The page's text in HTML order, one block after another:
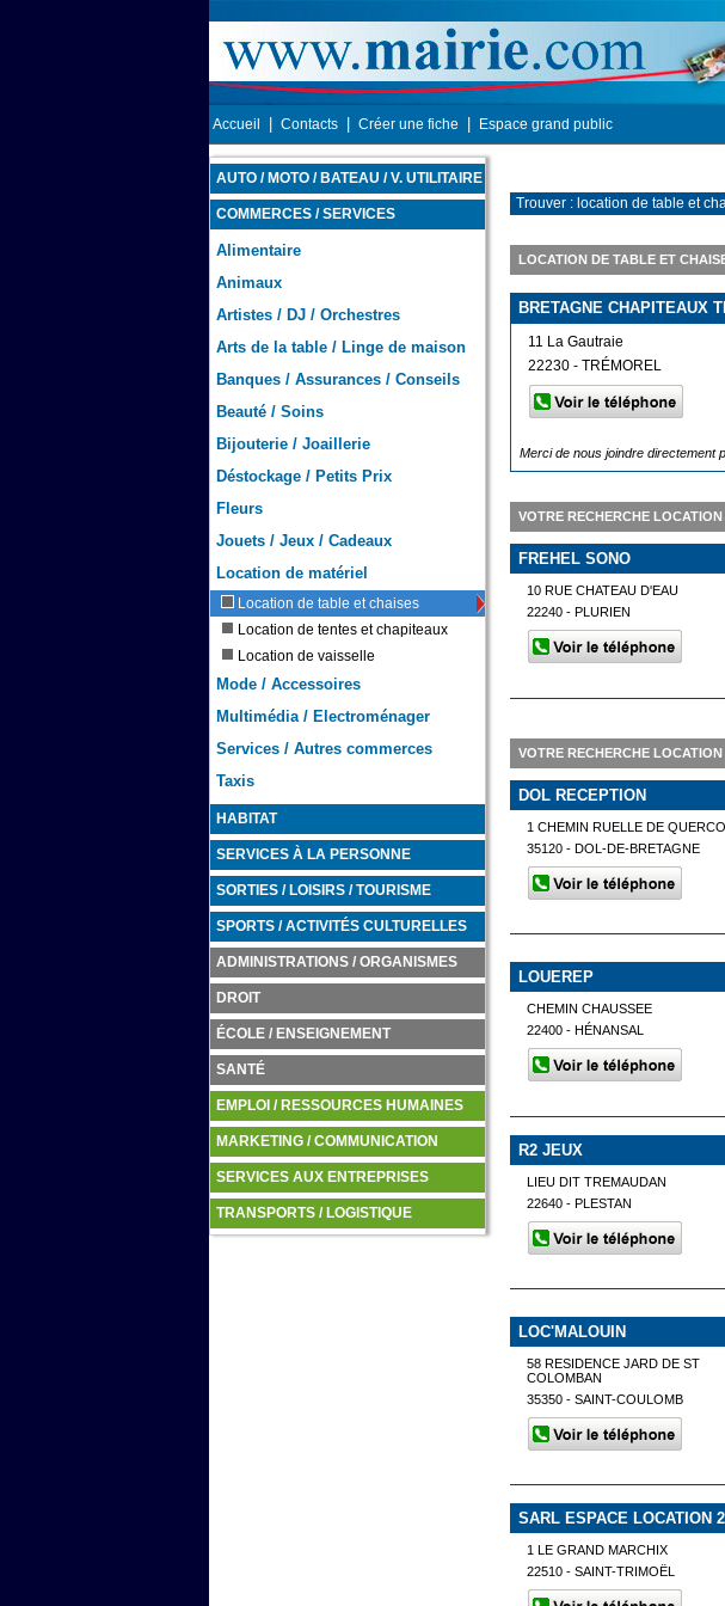
Accueil Contacts Créer une fiche Espace grand public
AUTO / MOTO / BATEAU / V. UTILITAIRE
COMMERCES / SERVICES
Alimentaire
Animaux
Artistes / DJ / Orchestres
Arts de la table / Linge de maison
Banques / Assurances / Conseils
Beauté / Soins
Bijouterie / Joaillerie
Déstockage / Petits Prix
Fleurs
Jouets / Jeux / Cadeaux
Location de matériel
Location de table et chaises
Location de tentes et chapiteaux
Location de vaisselle
Mode / Accessoires
Multimédia / Electroménager
Services / Autres commerces
Taxis
HABITAT
SERVICES À LA PERSONNE
SORTIES / LOISIRS / TOURISME
SPORTS / ACTIVITÉS CULTURELLES
ADMINISTRATIONS / ORGANISMES
DROIT
ÉCOLE / ENSEIGNEMENT
SANTÉ
EMPLOI / RESSOURCES HUMAINES
MARKETING / COMMUNICATION
SERVICES AUX ENTREPRISES
TRANSPORTS / LOGISTIQUE
Trouver : location de table et
LOCATION DE TABLE ET
BRETAGNE CHAPITEAUX
11 La Gautraie
22230 - TRÉMOREL
Merci de nous joindre directement
VOTRE RECHERCHE
FREHEL SONO
10 RUE CHATEAU D'EAU
22240 - PLURIEN
VOTRE RECHERCHE
DOL RECEPTION
1 CHEMIN RUELLE DE
35120 - DOL-DE-BRETAGNE
LOUEREP
CHEMIN CHAUSSEE
22400 - HÉNANSAL
R2 JEUX
LIEU DIT TREMAUDAN
22640 - PLESTAN
LOC'MALOUIN
58 RESIDENCE JARD DE ST
COLOMBAN
35350 - SAINT-COULOMB
SARL ESPACE LOCATION
1 LE GRAND MARCHIX
22510 - SAINT-TRIMOËL